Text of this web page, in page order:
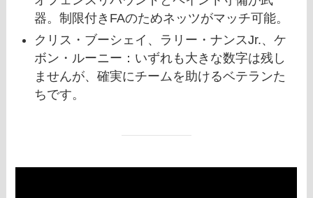
器。制限付きFAのためネッツがマッチ可能。
クリス・ブーシェイ、ラリー・ナンスJr.、ケ
ボン・ルーニー：いずれも大きな数字は残し
ませんが、確実にチームを助けるベテランた
ちです。